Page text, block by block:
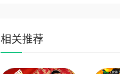
3、每日双328福利：
4、全民零氪白嫖体系
相关推荐